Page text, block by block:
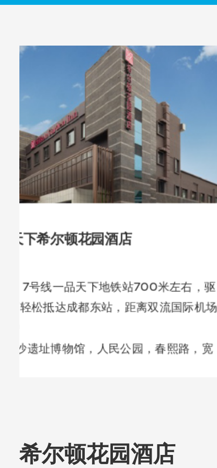
北京国贸希尔顿花园酒店
位于北京长安街东侧三环内
步行5分钟可达地铁一号线永
希尔顿花园酒店